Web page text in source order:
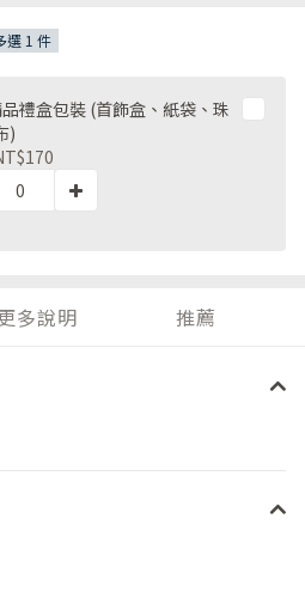
選 1 件
禮盒包裝 (首飾盒、紙袋、珠
)
多說明 推薦